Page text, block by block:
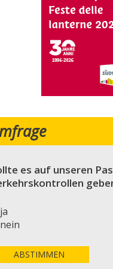
es auf unseren
ja
nein
ABSTIMMEN